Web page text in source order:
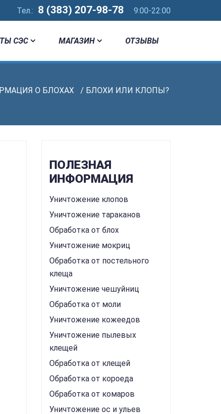
Тел.: 8 (383) 207-98-78 9:00-22:00
СЭС МАГАЗИН ОТЗЫВЫ
О БЛОХАХ / БЛОХИ ИЛИ КЛОПЫ?
ПОЛЕЗНАЯ
ИНФОРМАЦИЯ
Уничтожение клопов
Уничтожение тараканов
Обработка от блох
Уничтожение мокриц
Обработка от постельного
клеща
Уничтожение чешуйниц
Обработка от моли
Уничтожение кожеедов
Уничтожение пылевых
клещей
Обработка от клещей
Обработка от короеда
Обработка от комаров
Уничтожение ос и ульев